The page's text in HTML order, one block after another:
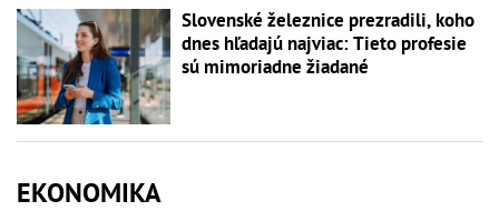
Slovenské železnice prezradili, koho
dnes hľadajú najviac: Tieto profesie
sú mimoriadne žiadané
EKONOMIKA